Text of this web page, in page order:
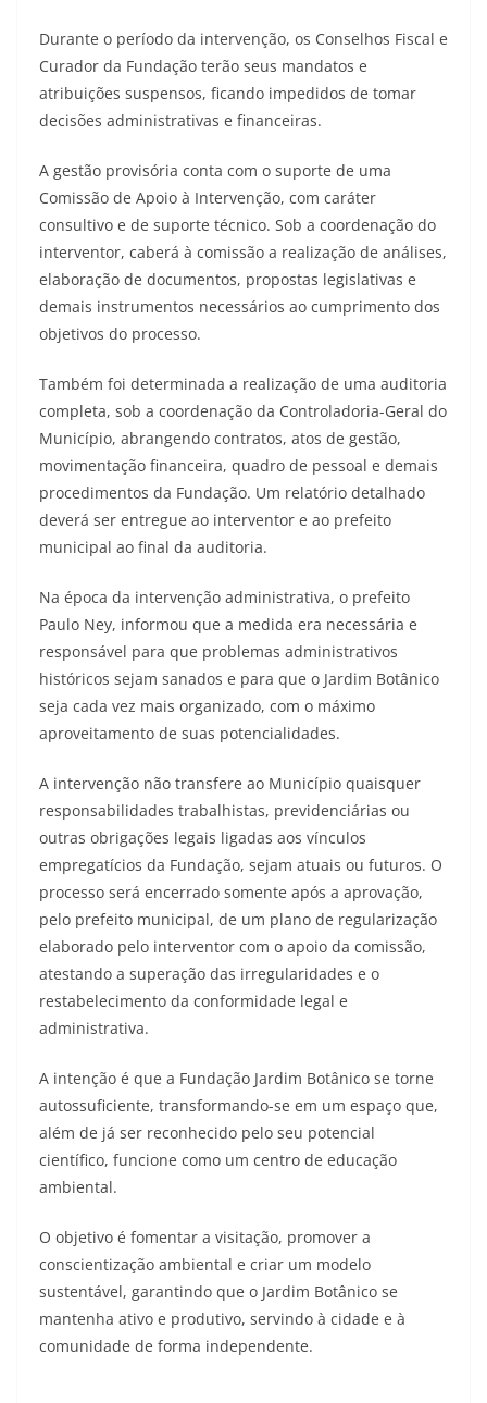
Durante o período da intervenção, os Conselhos Fiscal e
Curador da Fundação terão seus mandatos e
atribuições suspensos, ficando impedidos de tomar
decisões administrativas e financeiras.
A gestão provisória conta com o suporte de uma
Comissão de Apoio à Intervenção, com caráter
consultivo e de suporte técnico. Sob a coordenação do
interventor, caberá à comissão a realização de análises,
elaboração de documentos, propostas legislativas e
demais instrumentos necessários ao cumprimento dos
objetivos do processo.
Também foi determinada a realização de uma auditoria
completa, sob a coordenação da Controladoria-Geral do
Município, abrangendo contratos, atos de gestão,
movimentação financeira, quadro de pessoal e demais
procedimentos da Fundação. Um relatório detalhado
deverá ser entregue ao interventor e ao prefeito
municipal ao final da auditoria.
Na época da intervenção administrativa, o prefeito
Paulo Ney, informou que a medida era necessária e
responsável para que problemas administrativos
históricos sejam sanados e para que o Jardim Botânico
seja cada vez mais organizado, com o máximo
aproveitamento de suas potencialidades.
A intervenção não transfere ao Município quaisquer
responsabilidades trabalhistas, previdenciárias ou
outras obrigações legais ligadas aos vínculos
empregatícios da Fundação, sejam atuais ou futuros. O
processo será encerrado somente após a aprovação,
pelo prefeito municipal, de um plano de regularização
elaborado pelo interventor com o apoio da comissão,
atestando a superação das irregularidades e o
restabelecimento da conformidade legal e
administrativa.
A intenção é que a Fundação Jardim Botânico se torne
autossuficiente, transformando-se em um espaço que,
além de já ser reconhecido pelo seu potencial
científico, funcione como um centro de educação
ambiental.
O objetivo é fomentar a visitação, promover a
conscientização ambiental e criar um modelo
sustentável, garantindo que o Jardim Botânico se
mantenha ativo e produtivo, servindo à cidade e à
comunidade de forma independente.